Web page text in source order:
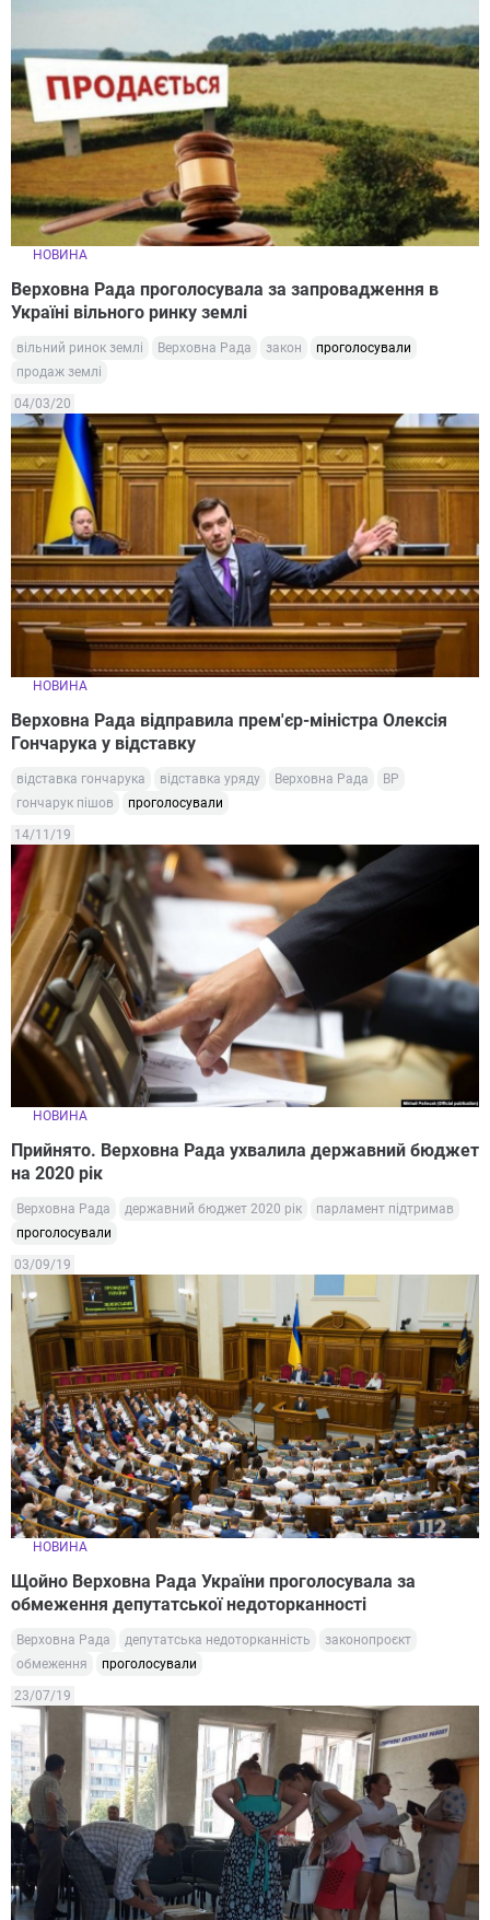
НОВИНА
Верховна Рада проголосувала за запровадження в
Україні вільного ринку землі
вільний ринок землі Верховна Рада закон
проголосували
продаж землі
04/03/20
НОВИНА
Верховна Рада відправила прем'єр-міністра Олексія
Гончарука у відставку
відставка гончарука відставка уряду Верховна Рада
ВР
гончарук пішов
проголосували
14/11/19
НОВИНА
Прийнято. Верховна Рада ухвалила державний бюджет
на 2020 рік
Верховна Рада державний бюджет 2020 рік
парламент підтримав
проголосували
03/09/19
НОВИНА
Щойно Верховна Рада України проголосувала за
обмеження депутатської недоторканності
Верховна Рада депутатська недоторканність
законопроєкт
обмеження
проголосували
23/07/19